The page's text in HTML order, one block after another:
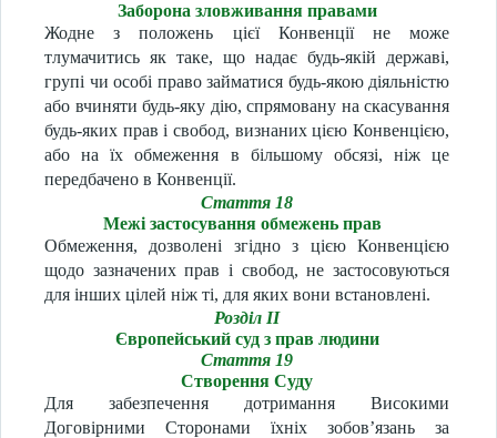
Заборона зловживання правами
Жодне з положень цієї Конвенції не може
тлумачитись як таке, що надає будь-якій державі,
групі чи особі право займатися будь-якою діяльністю
або вчиняти будь-яку дію, спрямовану на скасування
будь-яких прав і свобод, визнаних цією Конвенцією,
або на їх обмеження в більшому обсязі, ніж це
передбачено в Конвенції.
Стаття 18
Межі застосування обмежень прав
Обмеження, дозволені згідно з цією Конвенцією
щодо зазначених прав і свобод, не застосовуються
для інших цілей ніж ті, для яких вони встановлені.
Розділ II
Європейський суд з прав людини
Стаття 19
Створення Суду
Для забезпечення дотримання Високими
Договірними Сторонами їхніх зобов’язань за